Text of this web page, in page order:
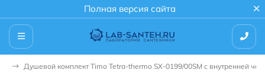
Полная версия сайта
Душевой комплект Timo Tetra-thermo SX-0199/00SM с внутренней